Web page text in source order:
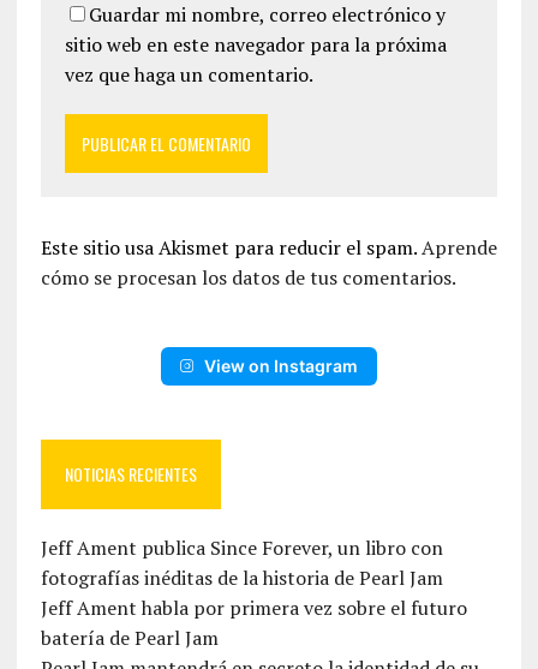
Guardar mi nombre, correo electrónico y
sitio web en este navegador para la próxima
vez que haga un comentario.
Este sitio usa Akismet para reducir el spam.Aprende
cómo se procesan los datos de tus comentarios.
View on Instagram
NOTICIAS RECIENTES
Jeff Ament publica Since Forever, un libro con
fotografías inéditas de la historia de Pearl Jam
Jeff Ament habla por primera vez sobre el futuro
batería de Pearl Jam